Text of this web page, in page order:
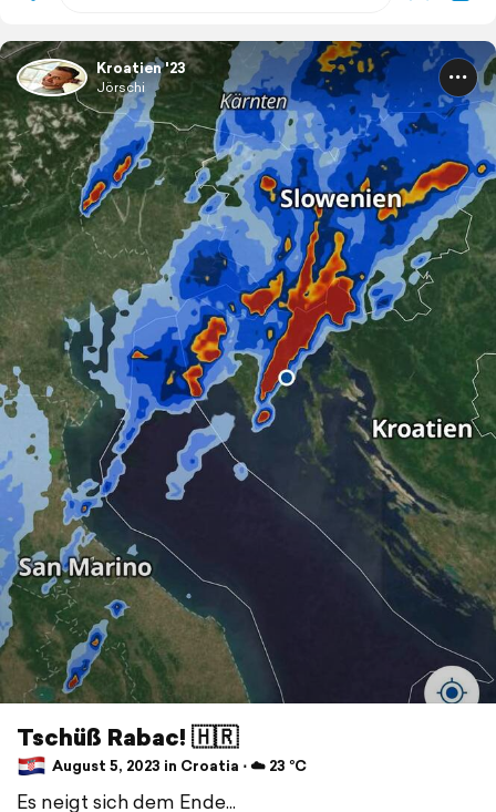
Kroatien '23
Jörschi
Tschüß Rabac! 🇭🇷
August 5, 2023 in Croatia ⋅ ☁️ 23 °C
Es neigt sich dem Ende...